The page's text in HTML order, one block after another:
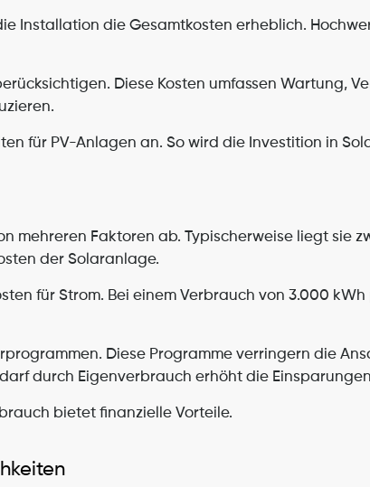
Installation die Gesamtkosten erheblich.
Diese Kosten umfassen Wartung,
für PV-Anlagen an. So wird die Investition in
mehreren Faktoren ab. Typischerweise liegt sie
der Solaranlage.
für Strom. Bei einem Verbrauch von 3.000
Diese Programme verringern die
durch Eigenverbrauch erhöht die
bietet finanzielle Vorteile.